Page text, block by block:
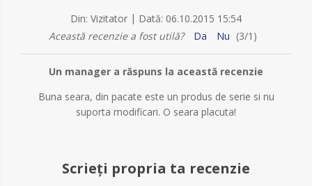
Din: Vizitator | Dată: 06.10.2015 15:54
Această recenzie a fost utilă?
Da Nu (3/1 )
Un manager a răspuns la această recenzie
Buna seara, din pacate este un produs de serie si nu
suporta modificari. O seara placuta!
Scrieți propria ta recenzie